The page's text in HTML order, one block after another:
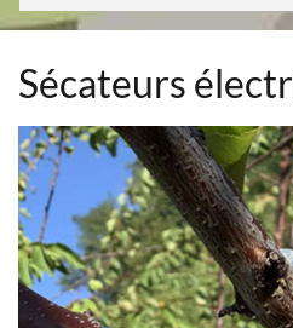
Sécateurs